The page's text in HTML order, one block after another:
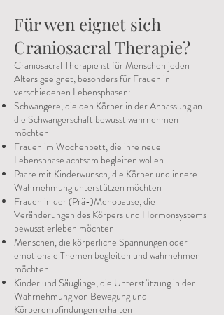
Für wen eignet sich
Craniosacral Therapie?
Craniosacral Therapie ist für Menschen jeden
Alters geeignet, besonders für Frauen in
verschiedenen Lebensphasen:
Schwangere, die den Körper in der Anpassung an
die Schwangerschaft bewusst wahrnehmen
möchten
Frauen im Wochenbett, die ihre neue
Lebensphase achtsam begleiten wollen
Paare mit Kinderwunsch, die Körper und innere
Wahrnehmung unterstützen möchten
Frauen in der (Prä-)Menopause, die
Veränderungen des Körpers und Hormonsystems
bewusst erleben möchten
Menschen, die körperliche Spannungen oder
emotionale Themen begleiten und wahrnehmen
möchten
Kinder und Säuglinge, die Unterstützung in der
Wahrnehmung von Bewegung und
Körperempfindungen erhalten